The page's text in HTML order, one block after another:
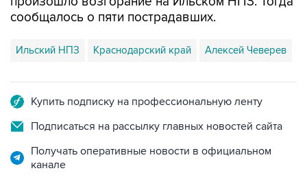
сообщалось о пяти пострадавших.
Ильский НПЗ Краснодарский край Алексей Чеверев
Купить подписку на профессиональную ленту
Подписаться на рассылку главных новостей сайта
Получать оперативные новости в официальном
канале